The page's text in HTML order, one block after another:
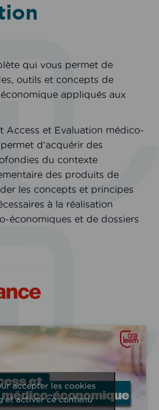
qui vous permet de
outils et concepts de
appliqués aux
Access et Evaluation médico-
d’acquérir des
du contexte
des produits de
les concepts et principes
à la réalisation
économiques et de dossiers
accepter les cookies
et activer ce contenu